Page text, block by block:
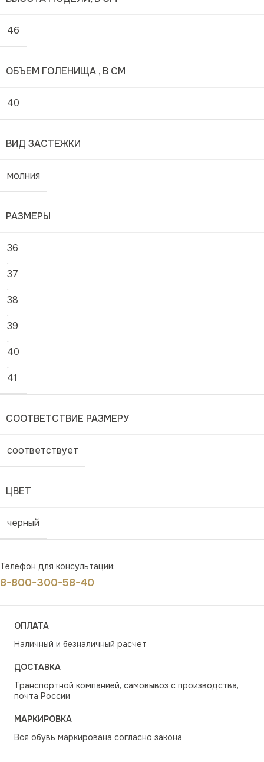
46
ОБЪЕМ ГОЛЕНИЩА , В СМ
40
ВИД ЗАСТЕЖКИ
молния
РАЗМЕРЫ
36
,
37
,
38
,
39
,
40
,
41
СООТВЕТСТВИЕ РАЗМЕРУ
соответствует
ЦВЕТ
черный
Телефон для консультации:
8-800-300-58-40
ОПЛАТА
Наличный и безналичный расчёт
ДОСТАВКА
Транспортной компанией, самовывоз с производства,
почта России
МАРКИРОВКА
Вся обувь маркирована согласно закона